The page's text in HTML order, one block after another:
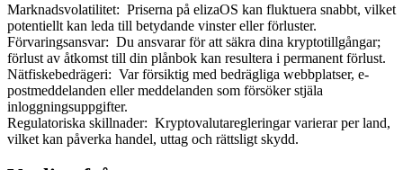
Marknadsvolatilitet: Priserna på elizaOS kan fluktuera snabbt, vilket
potentiellt kan leda till betydande vinster eller förluster.
Förvaringsansvar: Du ansvarar för att säkra dina kryptotillgångar;
förlust av åtkomst till din plånbok kan resultera i permanent förlust.
Nätfiskebedrägeri: Var försiktig med bedrägliga webbplatser, e-
postmeddelanden eller meddelanden som försöker stjäla
inloggningsuppgifter.
Regulatoriska skillnader: Kryptovalutaregleringar varierar per land,
vilket kan påverka handel, uttag och rättsligt skydd.